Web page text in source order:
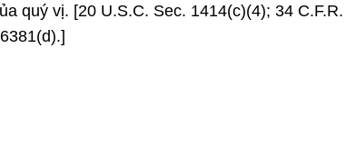
quý vị. [20 U.S.C. Sec. 1414(c)(4); 34